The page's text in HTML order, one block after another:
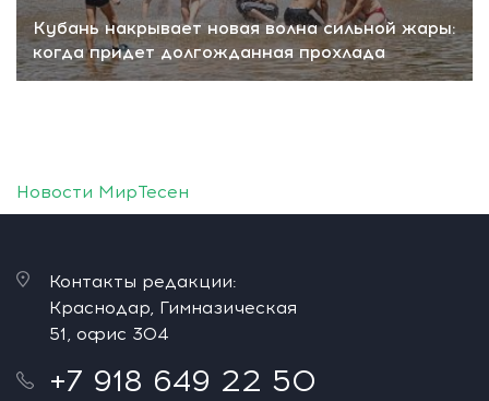
Кубань накрывает новая волна сильной жары:
когда придет долгожданная прохлада
Новости МирТесен
Контакты редакции:
Краснодар, Гимназическая
51, офис 304
+7 918 649 22 50